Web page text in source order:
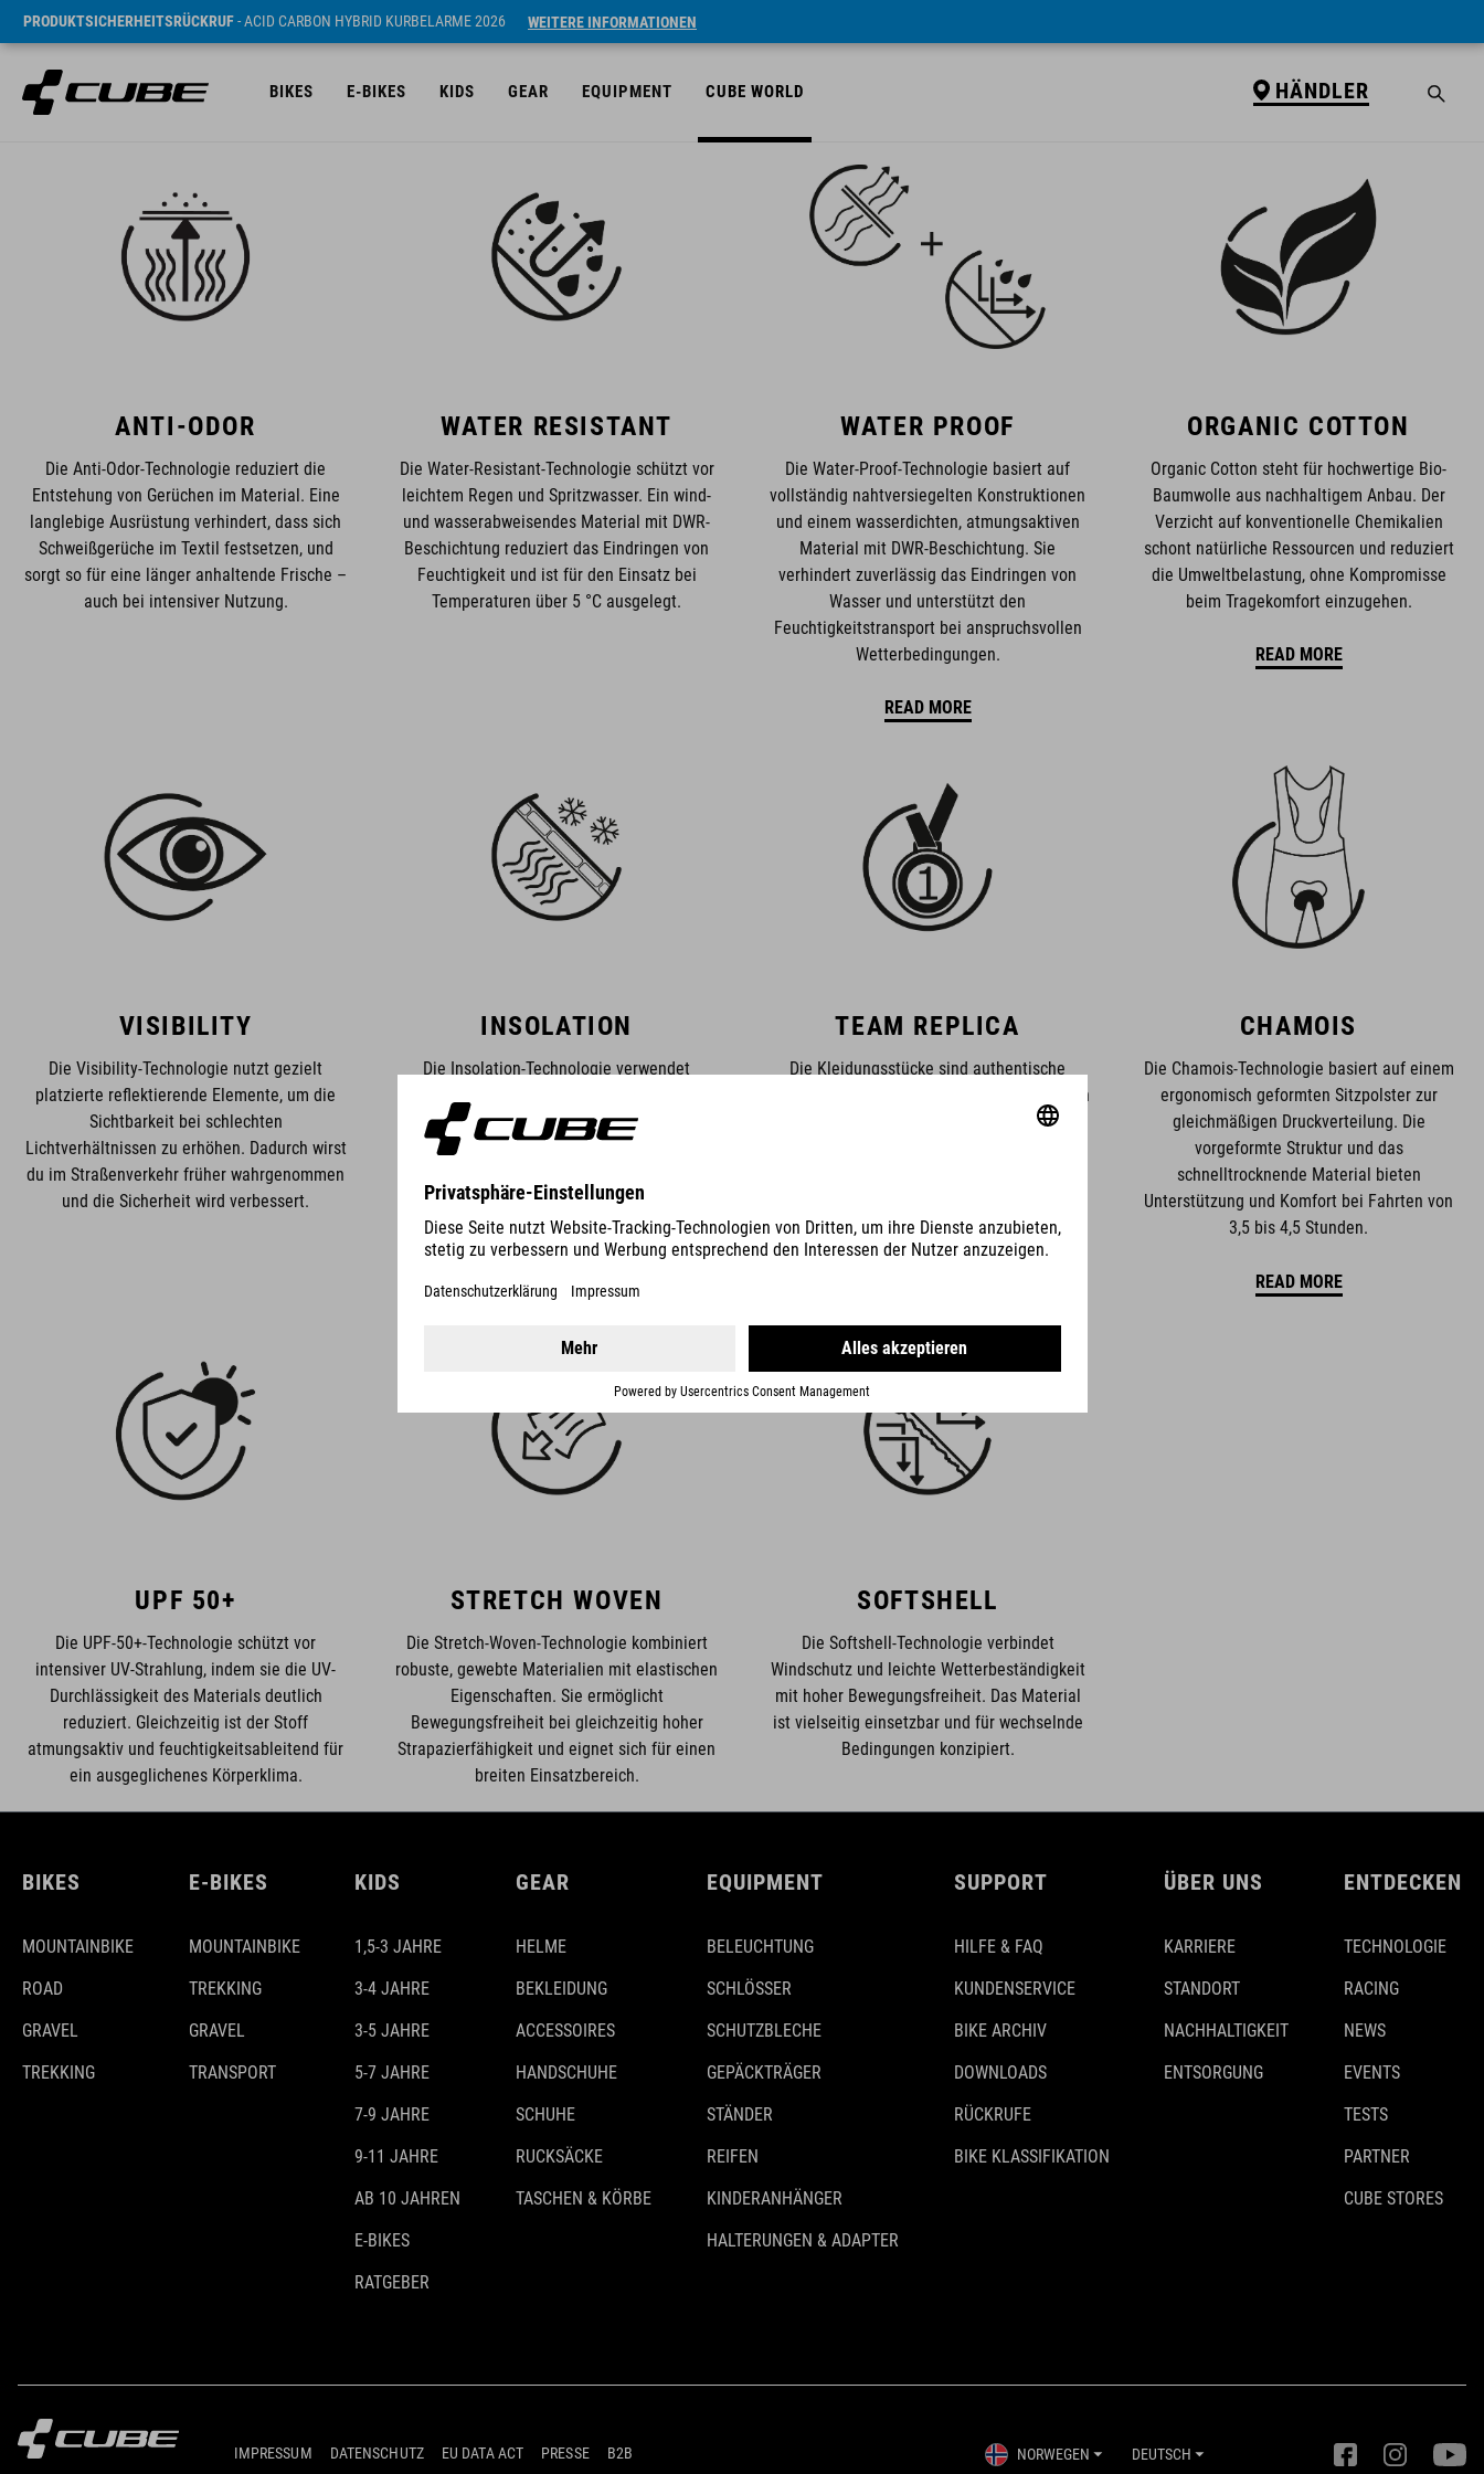
PRODUKTSICHERHEITSRÜCKRUF- ACID CARBON HYBRID KURBELARME 2026 WEITERE INFORMATIONEN
BIKES E-BIKES KIDS GEAR EQUIPMENT CUBE WORLD HÄNDLER
ANTI-ODOR
Die Anti-Odor-Technologie reduziert die
Entstehung von Gerüchen im Material. Eine
langlebige Ausrüstung verhindert, dass sich
Schweißgerüche im Textil festsetzen, und
sorgt so für eine länger anhaltende Frische –
auch bei intensiver Nutzung.
WATER RESISTANT
Die Water-Resistant-Technologie schützt vor
leichtem Regen und Spritzwasser. Ein wind-
und wasserabweisendes Material mit DWR-
Beschichtung reduziert das Eindringen von
Feuchtigkeit und ist für den Einsatz bei
Temperaturen über 5 °C ausgelegt.
WATER PROOF
Die Water-Proof-Technologie basiert auf
vollständig nahtversiegelten Konstruktionen
und einem wasserdichten, atmungsaktiven
Material mit DWR-Beschichtung. Sie
verhindert zuverlässig das Eindringen von
Wasser und unterstützt den
Feuchtigkeitstransport bei anspruchsvollen
Wetterbedingungen.
READ MORE
ORGANIC COTTON
Organic Cotton steht für hochwertige Bio-
Baumwolle aus nachhaltigem Anbau. Der
Verzicht auf konventionelle Chemikalien
schont natürliche Ressourcen und reduziert
die Umweltbelastung, ohne Kompromisse
beim Tragekomfort einzugehen.
READ MORE
VISIBILITY
Die Visibility-Technologie nutzt gezielt
platzierte reflektierende Elemente, um die
Sichtbarkeit bei schlechten
Lichtverhältnissen zu erhöhen. Dadurch wirst
du im Straßenverkehr früher wahrgenommen
und die Sicherheit wird verbessert.
INSOLATION
Die Insolation-Technologie verwendet
Wärmehaushalt bei unterschiedlichen
Bedingungen zu unterstützen. Das
Temperaturen und kann flexibel mit weiteren
Schichten kombiniert werden.
TEAM REPLICA
Die Kleidungsstücke sind authentische
Nachbildungen der Produkte, die von unseren
professionellen Teamfahrern verwendet
CHAMOIS
Die Chamois-Technologie basiert auf einem
ergonomisch geformten Sitzpolster zur
gleichmäßigen Druckverteilung. Die
vorgeformte Struktur und das
schnelltrocknende Material bieten
Unterstützung und Komfort bei Fahrten von
3,5 bis 4,5 Stunden.
READ MORE
UPF 50+
Die UPF-50+-Technologie schützt vor
intensiver UV-Strahlung, indem sie die UV-
Durchlässigkeit des Materials deutlich
reduziert. Gleichzeitig ist der Stoff
atmungsaktiv und feuchtigkeitsableitend für
ein ausgeglichenes Körperklima.
STRETCH WOVEN
Die Stretch-Woven-Technologie kombiniert
robuste, gewebte Materialien mit elastischen
Eigenschaften. Sie ermöglicht
Bewegungsfreiheit bei gleichzeitig hoher
Strapazierfähigkeit und eignet sich für einen
breiten Einsatzbereich.
SOFTSHELL
Die Softshell-Technologie verbindet
Windschutz und leichte Wetterbeständigkeit
mit hoher Bewegungsfreiheit. Das Material
ist vielseitig einsetzbar und für wechselnde
Bedingungen konzipiert.
BIKES
MOUNTAINBIKE
ROAD
GRAVEL
TREKKING
E-BIKES
MOUNTAINBIKE
TREKKING
GRAVEL
TRANSPORT
KIDS
1,5-3 JAHRE
3-4 JAHRE
3-5 JAHRE
5-7 JAHRE
7-9 JAHRE
9-11 JAHRE
AB 10 JAHREN
E-BIKES
RATGEBER
GEAR
HELME
BEKLEIDUNG
ACCESSOIRES
HANDSCHUHE
SCHUHE
RUCKSÄCKE
TASCHEN & KÖRBE
EQUIPMENT
BELEUCHTUNG
SCHLÖSSER
SCHUTZBLECHE
GEPÄCKTRÄGER
STÄNDER
REIFEN
KINDERANHÄNGER
HALTERUNGEN & ADAPTER
SUPPORT
HILFE & FAQ
KUNDENSERVICE
BIKE ARCHIV
DOWNLOADS
RÜCKRUFE
BIKE KLASSIFIKATION
ÜBER UNS
KARRIERE
STANDORT
NACHHALTIGKEIT
ENTSORGUNG
ENTDECKEN
TECHNOLOGIE
RACING
NEWS
EVENTS
TESTS
PARTNER
CUBE STORES
IMPRESSUM DATENSCHUTZ EU DATA ACT PRESSE B2B NORWEGEN DEUTSCH